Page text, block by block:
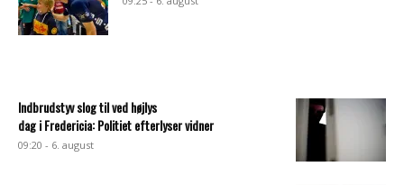
Indbrudstyv slog til ved højlys
dag i Fredericia: Politiet efterlyser vidner
09:20 - 6. august